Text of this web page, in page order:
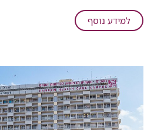
שמטפלת
במתקפהלמידע נוסףעל
לראשונה
שמטפלת
במתקפה
חיסונית
על
המוח